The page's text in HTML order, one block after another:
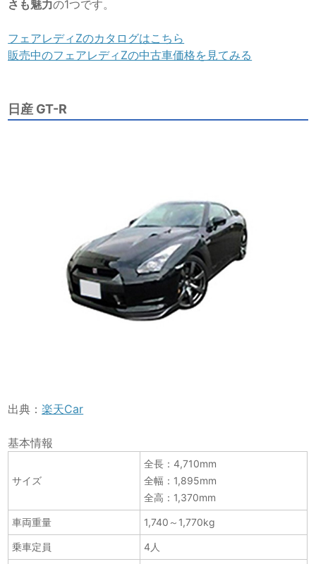
さも魅力の1つです。
フェアレディZのカタログはこちら
販売中のフェアレディZの中古車価格を見てみる
日産 GT-R
出典：楽天Car
基本情報
サイズ
全長：4,710mm
全幅：1,895mm
全高：1,370mm
車両重量 1,740～1,770kg
乗車定員 4人